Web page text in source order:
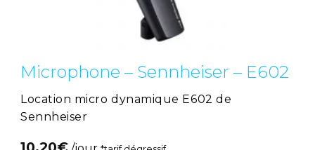
Microphone – Sennheiser – E602
Location micro dynamique E602 de
Sennheiser